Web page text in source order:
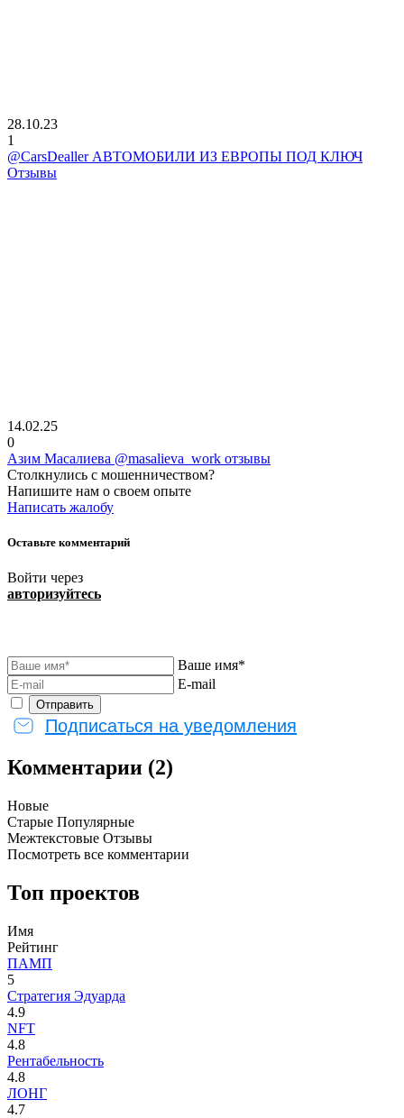
28.10.23
1
@CarsDealler АВТОМОБИЛИ ИЗ ЕВРОПЫ ПОД КЛЮЧ
Отзывы
14.02.25
0
Азим Масалиева @masalieva_work отзывы
Столкнулись с мошенничеством?
Напишите нам о своем опыте
Написать жалобу
Оставьте комментарий
Войти через
авторизуйтесь
Ваше имя*
E-mail
Подписаться на уведомления
Комментарии (2)
Новые
Старые Популярные
Межтекстовые Отзывы
Посмотреть все комментарии
Топ проектов
Имя
Рейтинг
ПАМП
5
Стратегия Эдуарда
4.9
NFT
4.8
Рентабельность
4.8
ЛОНГ
4.7